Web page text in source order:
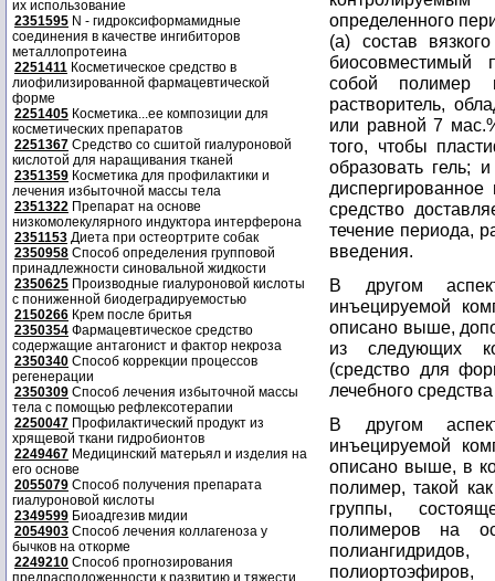
их использование
2351595 N - гидроксиформамидные
соединения в качестве ингибиторов
металлопротеина
2251411 Косметическое средство в
лиофилизированной фармацевтической
форме
2251405 Косметика...ее композиции для
косметических препаратов
2251367 Средство со сшитой гиалуроновой
кислотой для наращивания тканей
2351359 Косметика для профилактики и
лечения избыточной массы тела
2351322 Препарат на основе
низкомолекулярного индуктора интерферона
2351153 Диета при остеортрите собак
2350958 Способ определения групповой
принадлежности синовальной жидкости
2350625 Производные гиалуроновой кислоты
с пониженной биодеградируемостью
2150266 Крем после бритья
2350354 Фармацевтическое средство
содержащие антагонист и фактор некроза
2350340 Способ коррекции процессов
регенерации
2350309 Способ лечения избыточной массы
тела с помощью рефлексотерапии
2250047 Профилактический продукт из
хрящевой ткани гидробионтов
2249467 Медицинский матерьял и изделия на
его основе
2055079 Способ получения препарата
гиалуроновой кислоты
2349599 Биоадгезив мидии
2054903 Способ лечения коллагеноза у
бычков на откорме
2249210 Способ прогнозирования
предрасположенности к развитию и тяжести
определенного
(a) состав
биосовместимый
собой полимер
растворитель,
или равной 7
того, чтобы
образовать гель;
средство
течение периода,
введения.
В другом
инъецируемой
описано выше,
из следующих
(средство для
лечебного
В другом
инъецируемой
описано выше, в
полимер, такой
группы,
полимеров на